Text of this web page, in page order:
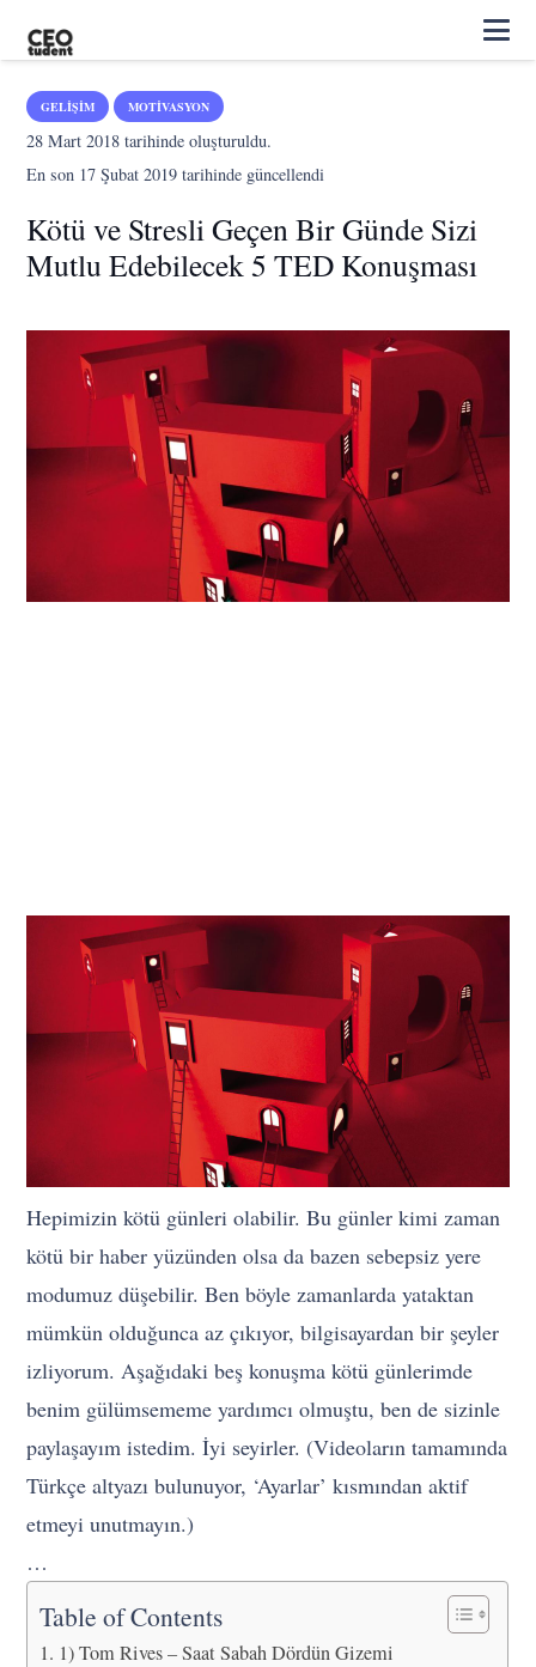
GELIŞIM MOTIVASYON
28 Mart 2018 tarihinde oluşturuldu.
En son 17 Şubat 2019 tarihinde güncellendi
Kötü ve Stresli Geçen Bir Günde Sizi
Mutlu Edebilecek 5 TED Konuşması
Hepimizin kötü günleri olabilir. Bu günler kimi zaman
kötü bir haber yüzünden olsa da bazen sebepsiz yere
modumuz düşebilir. Ben böyle zamanlarda yataktan
mümkün olduğunca az çıkıyor, bilgisayardan bir şeyler
izliyorum. Aşağıdaki beş konuşma kötü günlerimde
benim gülümsememe yardımcı olmuştu, ben de sizinle
paylaşayım istedim. İyi seyirler. (Videoların tamamında
Türkçe altyazı bulunuyor, ‘Ayarlar’ kısmından aktif
etmeyi unutmayın.)
…
Table of Contents
1) Tom Rives – Saat Sabah Dördün Gizemi